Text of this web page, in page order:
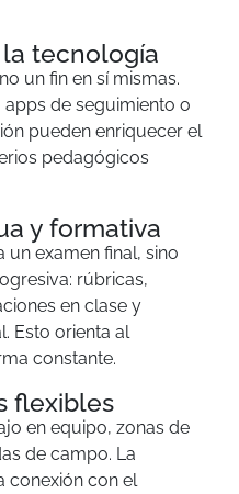
tecnología
un fin en sí mismas.
de seguimiento o
pueden enriquecer el
pedagógicos
y formativa
un examen final, sino
rúbricas,
en clase y
Esto orienta al
constante.
flexibles
en equipo, zonas de
de campo. La
conexión con el